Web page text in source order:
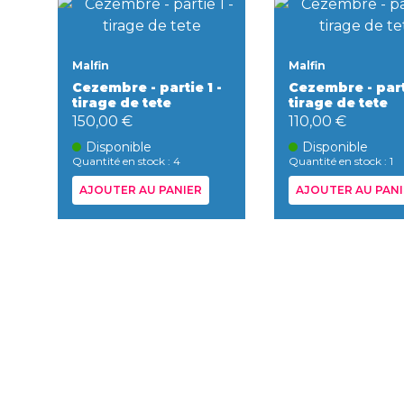
Malfin
Cezembre - partie 1 -
tirage de tete
150,00 €
Disponible
Quantité en stock : 4
AJOUTER AU PANIER
Malfin
Cezembre -
tirage de tete
110,00 €
Disponible
Quantité en stock : 1
AJOUTER AU